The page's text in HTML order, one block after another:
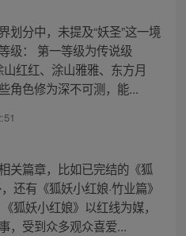
划分中，未提及“妖圣”这一境
级： 第一等级为传说级
山红红、涂山雅雅、东方月
角色修为深不可测，能...
关篇章，比如已完结的《狐
还有《狐妖小红娘·竹业篇》
狐妖小红娘》以红线为媒，
，受到众多观众喜爱...